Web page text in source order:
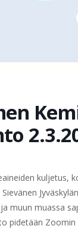
kuljetus,
muun muassa
pidetään Zoomin